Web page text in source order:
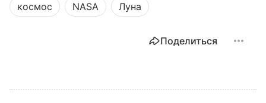
космос NASA Луна
Поделиться